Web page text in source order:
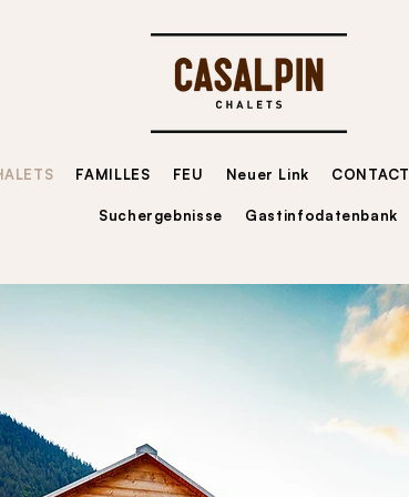
FAMILLES FEU Neuer Link CONTACT
Suchergebnisse Gastinfodatenbank